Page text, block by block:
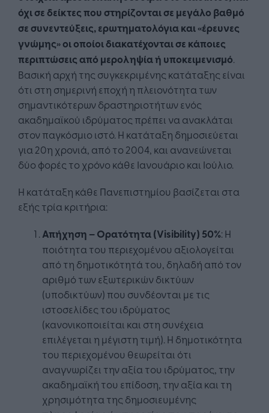
όχι σε δείκτες που στηρίζονται σε μεγάλο βαθμό
σε συνεντεύξεις, ερωτηματολόγια και «έρευνες
γνώμης» οι οποίοι διακατέχονται σε κάποιες
περιπτώσεις από μεροληψία ή υποκειμενισμό
Βασική αρχή της συγκεκριμένης κατάταξης είναι
ότι στη σημερινή εποχή η πλειονότητα των
σημαντικότερων δραστηριοτήτων ενός
ακαδημαϊκού ιδρύματος πρέπει να ανακλάται
στον παγκόσμιο ιστό. Η κατάταξη δημοσιεύεται
για 20η χρονιά, από το 2004, και ανανεώνεται
δύο φορές το χρόνο κάθε Ιανουάριο και Ιούλιο.
Η κατάταξη κάθε Πανεπιστημίου βασίζεται στα
εξής τρία κριτήρια:
Απήχηση – Ορατότητα (Visibility) 50%: Η
ποιότητα του περιεχομένου αξιολογείται
από τη δημοτικότητά του, δηλαδή από τον
αριθμό των εξωτερικών δικτύων
(υποδικτύων) που συνδέονται με τις
ιστοσελίδες του ιδρύματος
(κανονικοποιείται και στη συνέχεια
επιλέγεται η μέγιστη τιμή). Η δημοτικότητα
του περιεχομένου θεωρείται ότι
αναγνωρίζει την αξία του ιδρύματος, την
ακαδημαϊκή του επίδοση, την αξία και τη
χρησιμότητα της δημοσιευμένης